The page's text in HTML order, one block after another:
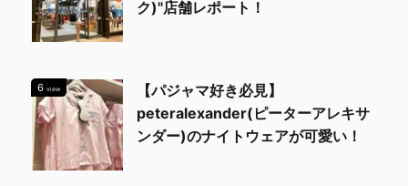
ク)"店舗レポート！
6 view
【パジャマ好き必見】
peteralexander(ピーターアレキサ
ンダー)のナイトウェアが可愛い！